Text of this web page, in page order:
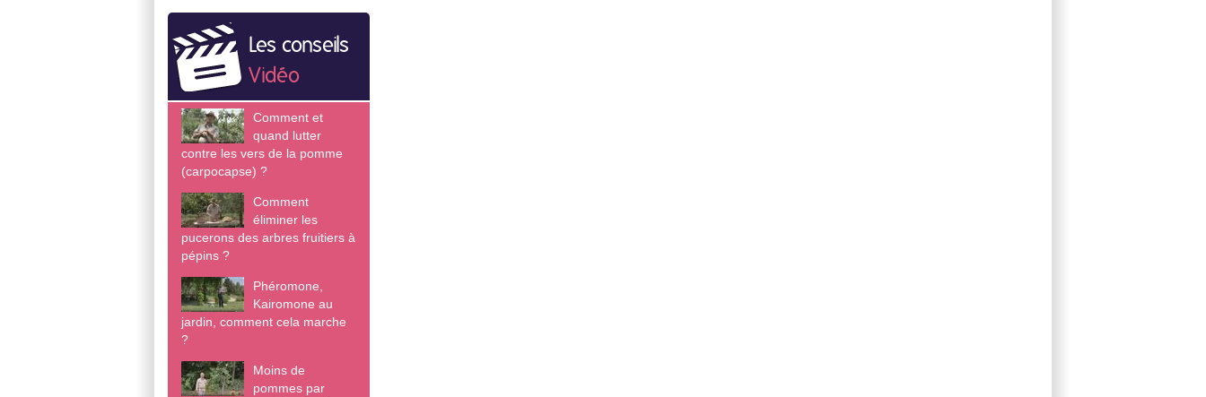
Les conseils
Vidéo
Comment et
quand lutter
contre les vers de la pomme
(carpocapse) ?
Comment
éliminer les
pucerons des arbres fruitiers à
pépins ?
Phéromone,
Kairomone au
jardin, comment cela marche
?
Moins de
pommes par